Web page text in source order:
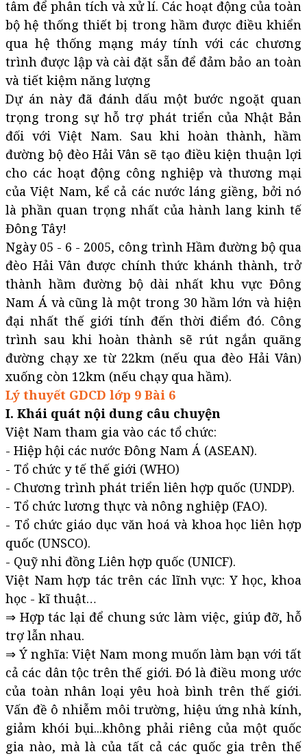
tâm để phân tích và xử lí. Các hoạt động của toàn
bộ hệ thống thiết bị trong hầm được điều khiển
qua hệ thống mạng máy tính với các chương
trình được lập và cài đặt sẵn để đảm bảo an toàn
và tiết kiệm năng lượng
Dự án này đã đánh dấu một bước ngoặt quan
trọng trong sự hỗ trợ phát triển của Nhật Bản
đối với Việt Nam. Sau khi hoàn thành, hầm
đường bộ đèo Hải Vân sẽ tạo điều kiện thuận lợi
cho các hoạt động công nghiệp và thương mại
của Việt Nam, kể cả các nước láng giềng, bởi nó
là phần quan trọng nhất của hành lang kinh tế
Đông Tây!
Ngày 05 - 6 - 2005, công trình Hầm đường bộ qua
đèo Hải Vân được chính thức khánh thành, trở
thành hầm đường bộ dài nhất khu vực Đông
Nam Á và cũng là một trong 30 hầm lớn và hiện
đại nhất thế giới tính đến thời điểm đó. Công
trình sau khi hoàn thành sẽ rút ngắn quãng
đường chạy xe từ 22km (nếu qua đèo Hải Vân)
xuống còn 12km (nếu chạy qua hầm).
Lý thuyết GDCD lớp 9 Bài 6
I. Khái quát nội dung câu chuyện
Việt Nam tham gia vào các tổ chức:
- Hiệp hội các nước Đông Nam Á (ASEAN).
- Tổ chức y tế thế giới (WHO)
- Chương trình phát triển liên hợp quốc (UNDP).
- Tổ chức lương thực và nông nghiệp (FAO).
- Tổ chức giáo dục văn hoá và khoa học liên hợp
quốc (UNSCO).
- Quỹ nhi đồng Liên hợp quốc (UNICF).
Việt Nam hợp tác trên các lĩnh vực: Y học, khoa
học - kĩ thuật…
⇒ Hợp tác lại để chung sức làm việc, giúp đỡ, hỗ
trợ lẫn nhau.
⇒ Ý nghĩa: Việt Nam mong muốn làm bạn với tất
cả các dân tộc trên thế giới. Đó là điều mong ước
của toàn nhân loại yêu hoà bình trên thế giới.
Vấn đề ô nhiễm môi trường, hiệu ứng nhà kính,
giảm khói bụi...không phải riêng của một quốc
gia nào, mà là của tất cả các quốc gia trên thế